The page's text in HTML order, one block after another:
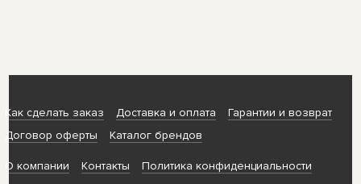
Как сделать заказ Доставка и оплата
Гарантии и возврат
Договор оферты
Каталог брендов
О компании Контакты Политика конфиденциальности